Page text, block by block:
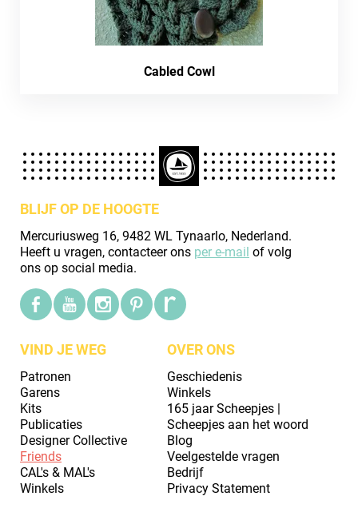
Cabled Cowl
BLIJF OP DE HOOGTE
Mercuriusweg 16, 9482 WL Tynaarlo, Nederland.
Heeft u vragen, contacteer ons per e-mail of volg
ons op social media.
VIND JE WEG
Patronen
Garens
Kits
Publicaties
Designer Collective
Friends
CAL's & MAL's
Winkels
OVER ONS
Geschiedenis
Winkels
165 jaar Scheepjes |
Scheepjes aan het woord
Blog
Veelgestelde vragen
Bedrijf
Privacy Statement